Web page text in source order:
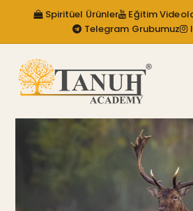
Spiritüel Ürünler Eğitim
Telegram Grubumuz